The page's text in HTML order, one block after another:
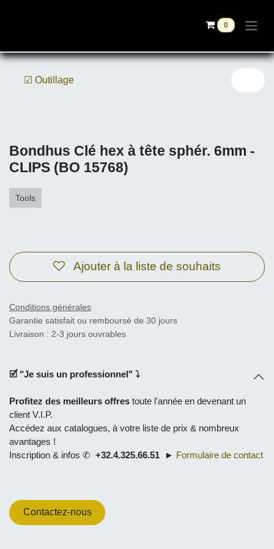
0
☑ Outillage
Bondhus Clé hex à tête sphér. 6mm -
CLIPS (BO 15768)
Tools
Ajouter à la liste de souhaits
Conditions générales
Garantie satisfait ou remboursé de 30 jours
Livraison : 2-3 jours ouvrables
🗹 "Je suis un professionnel" ⤵
Profitez des meilleurs offres toute l'année en devenant un
client V.I.P.
Accédez aux catalogues, à votre liste de prix & nombreux
avantages !
Inscription & infos ✆ +32.4.325.66.51 ► Formulaire de contact
Contactez-nous